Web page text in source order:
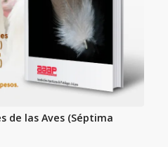
de las Aves (Séptima